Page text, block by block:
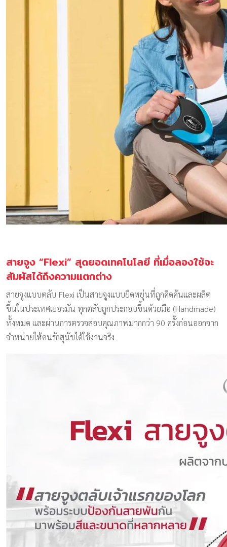
สายจูง “Flexi” สุดยอดเทคโนโลยี ที่เมื่อลองใช้จะ
สัมผัสได้ถึงความแตกต่าง
สายจูงแบบตลับ Flexi เป็นสายจูงแบบยืดหยุ่นที่ถูกคิดค้นและผลิต
ขึ้นในประเทศเยอรมัน ทุกตลับถูกประกอบขึ้นด้วยมือ (Handmade)
ทั้งหมด และผ่านการตรวจสอบคุณภาพมากกว่า 90 ครั้งก่อนออกจาก
จำหน่ายให้คนรักสุนัขได้ใช้งานจริง